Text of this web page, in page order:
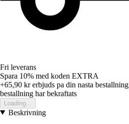
Fri leverans
Spara 10% med koden EXTRA
+65,90 krerbjuds pa din nasta bestallning
bestallning har bekraftats
Loading...
Beskrivning